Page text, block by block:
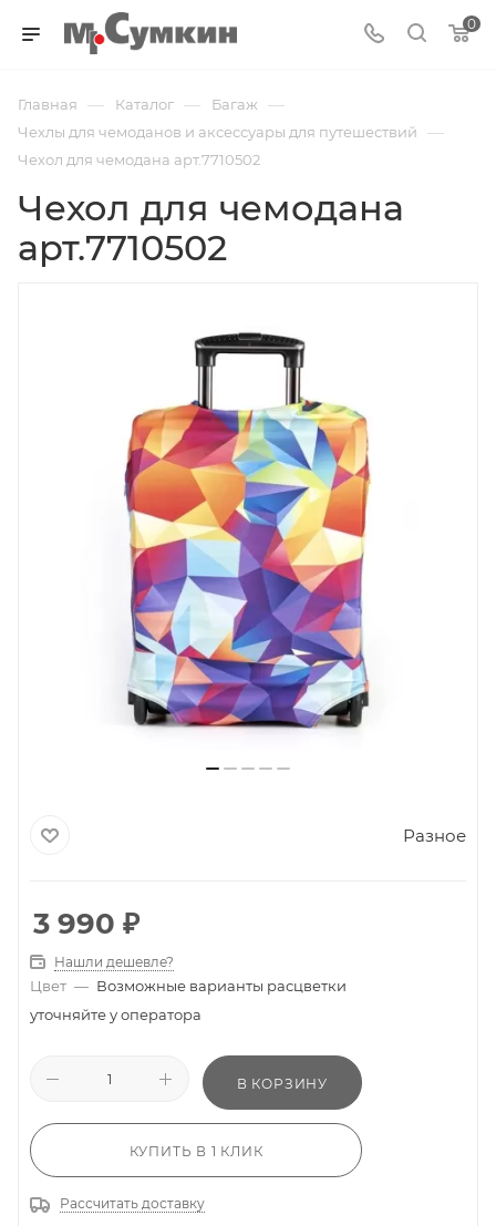
0
Главная — Каталог — Багаж —
Чехлы для чемоданов и аксессуары для путешествий —
Чехол для чемодана арт.7710502
Чехол для чемодана
арт.7710502
Разное
3 990 ₽
Нашли дешевле?
Цвет — Возможные варианты расцветки
уточняйте у оператора
В КОРЗИНУ
КУПИТЬ В 1 КЛИК
Рассчитать доставку